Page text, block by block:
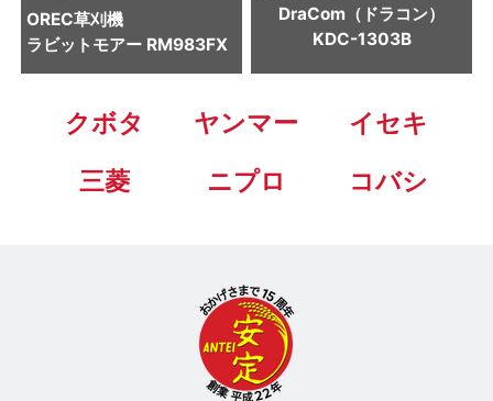
OREC草刈機
ラビットモアー RM983FX
DraCom（ドラコン）
KDC-1303B
クボタ ヤンマー
イセキ
三菱
ニプロ コバシ